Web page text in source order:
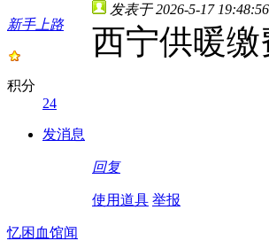
新手上路
积分
24
发消息
发表于 2026-5-17 19:48:56
西宁供暖
回复
使用道具 举报
忆困血馆闻